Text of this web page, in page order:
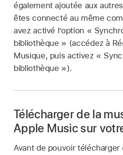
également ajoutée aux
êtes connecté au même
avez activé l’option «
bibliothèque » (accédez à
Musique, puis activez «
bibliothèque »).
Télécharger de la
Apple Music sur
Avant de pouvoir télécharger